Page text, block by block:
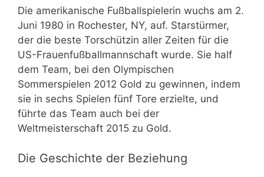
Die amerikanische Fußballspielerin wuchs am 2.
Juni 1980 in Rochester, NY, auf. Starstürmer,
der die beste Torschützin aller Zeiten für die
US-Frauenfußballmannschaft wurde. Sie half
dem Team, bei den Olympischen
Sommerspielen 2012 Gold zu gewinnen, indem
sie in sechs Spielen fünf Tore erzielte, und
führte das Team auch bei der
Weltmeisterschaft 2015 zu Gold.
Die Geschichte der Beziehung